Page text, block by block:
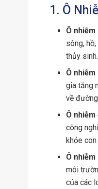
1. Ô
Ô
sông,
thủy sinh.
Ô
gia tăng
về
Ô nhiễm
công
khỏe
Ô
môi
của các